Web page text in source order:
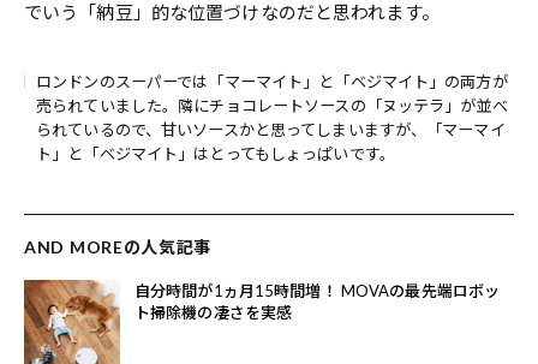
でいう「納豆」的な位置づけなのだと思われます。
ロンドンのスーパーでは「マーマイト」と「ベジマイト」の両方が
売られていました。隣にチョコレートソースの「ヌッテラ」が並べ
られているので、甘いソースかと思ってしまいますが、「マーマイ
ト」と「ベジマイト」はとってもしょっぱいです。
AND MOREの人気記事
自分時間が1ヵ月15時間増！ MOVAの最先端ロボッ
ト掃除機の凄さを実感